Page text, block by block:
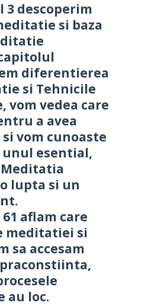
3 descoperim
si baza
diferentierea
si Tehnicile
vom vedea care
a avea
vom cunoaste
esential,
lupta si un
aflam care
meditatiei si
sa accesam
au loc.